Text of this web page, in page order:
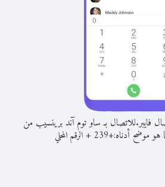
فايبر.للاتصال بـ ساو توم آند برينسيب من
هو موضح أدناه:+
239
+الرقم المحلي